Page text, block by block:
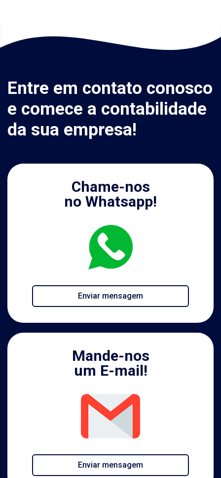
Entre em contato conosco
e comece a contabilidade
da sua empresa!
Chame-nos
no Whatsapp!
Enviar mensagem
Mande-nos
um E-mail!
Enviar mensagem